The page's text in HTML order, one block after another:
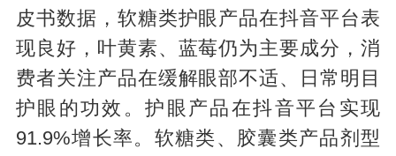
皮书数据，软糖类护眼产品在抖音平台表
现良好，叶黄素、蓝莓仍为主要成分，消
费者关注产品在缓解眼部不适、日常明目
护眼的功效。护眼产品在抖音平台实现
91.9%增长率。软糖类、胶囊类产品剂型